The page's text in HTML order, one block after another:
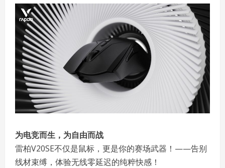
为电竞而生，为自由而战
雷柏V20SE不仅是鼠标，更是你的赛场武器！——告别
线材束缚，体验无线零延迟的纯粹快感！